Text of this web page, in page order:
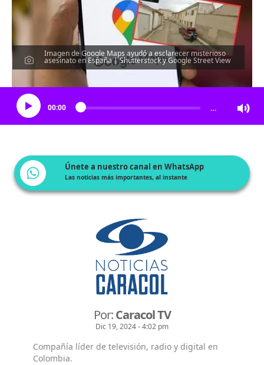
Imagen de Google Maps ayudó a esclarecer misterioso
asesinato en España | Shutterstock y Google Street View
00:00 …
Únete a nuestro canal en WhatsApp
Las noticias más importantes, al instante
Por:Caracol TV
Dic 19, 2024 - 4:02 pm
Compañía líder de televisión, radio y digital en
Colombia.